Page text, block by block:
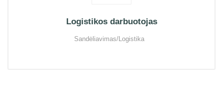
Logistikos darbuotojas
Sandėliavimas/Logistika